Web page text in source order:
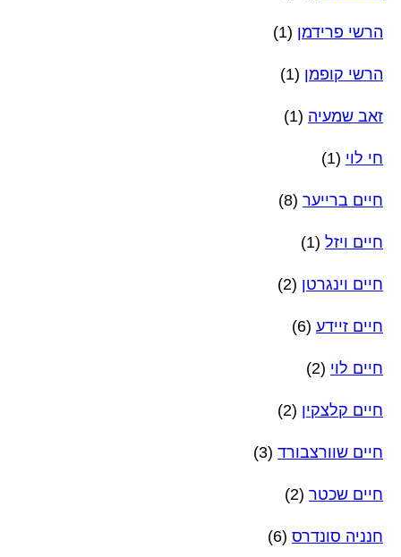
הרשי פרידמן (1)
הרשי קופמן (1)
זאב שמעיה (1)
חי לוי (1)
חיים ברייער (8)
חיים ויזל (1)
חיים וינגרטן (2)
חיים זיידע (6)
חיים לוי (2)
חיים קלצקין (2)
חיים שוורצבורד (3)
חיים שכטר (2)
חנניה סונדרס (6)